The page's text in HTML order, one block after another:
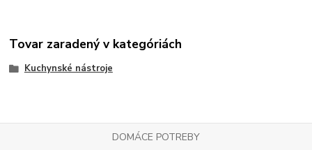
Tovar zaradený v kategóriách
Kuchynské nástroje
DOMÁCE POTREBY